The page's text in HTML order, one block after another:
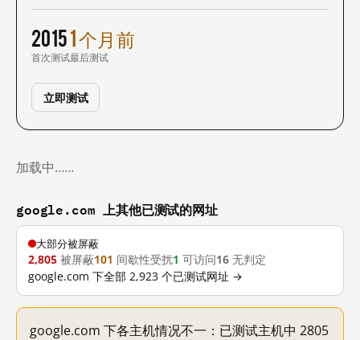
2015
首次测试
1 个月前
最后测试
立即测试
加载中……
google.com 上其他已测试的网址
大部分被屏蔽
2,805 被屏蔽101 间歇性受扰1 可访问16 无判定
google.com 下全部 2,923 个已测试网址 →
google.com 下各主机情况不一：已测试主机中 2805